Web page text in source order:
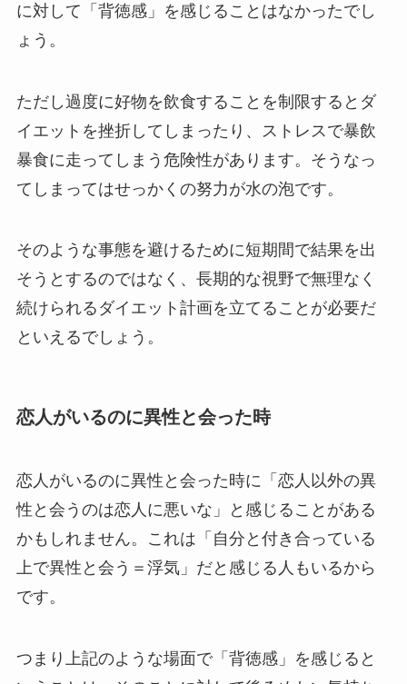
に対して「背徳感」を感じることはなかったでし
ょう。
ただし過度に好物を飲食することを制限するとダ
イエットを挫折してしまったり、ストレスで暴飲
暴食に走ってしまう危険性があります。そうなっ
てしまってはせっかくの努力が水の泡です。
そのような事態を避けるために短期間で結果を出
そうとするのではなく、長期的な視野で無理なく
続けられるダイエット計画を立てることが必要だ
といえるでしょう。
恋人がいるのに異性と会った時
恋人がいるのに異性と会った時に「恋人以外の異
性と会うのは恋人に悪いな」と感じることがある
かもしれません。これは「自分と付き合っている
上で異性と会う＝浮気」だと感じる人もいるから
です。
つまり上記のような場面で「背徳感」を感じると